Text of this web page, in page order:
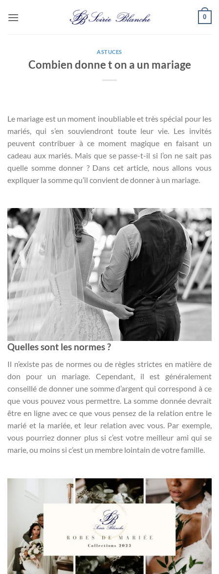
0
ASTUCES
Combien donne t on a un mariage
Le mariage est un moment inoubliable et très spécial pour les
mariés, qui s’en souviendront toute leur vie. Les invités
peuvent contribuer à ce moment magique en faisant un
cadeau aux mariés. Mais que se passe-t-il si l’on ne sait pas
quelle somme donner ? Dans cet article, nous allons vous
expliquer la somme qu’il convient de donner à un mariage.
Quelles sont les normes ?
Il n’existe pas de normes ou de règles strictes en matière de
don pour un mariage. Cependant, il est généralement
conseillé de donner une somme d’argent qui correspond à ce
que vous pouvez vous permettre. La somme donnée devrait
être en ligne avec ce que vous pensez de la relation entre le
marié et la mariée, et leur relation avec vous. Par exemple,
vous pourriez donner plus si c’est votre meilleur ami qui se
marie, ou moins si c’est un membre lointain de votre famille.